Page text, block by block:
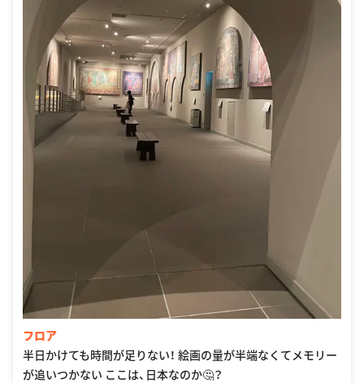
フロア
半日かけても時間が足りない！ 絵画の量が半端なくてメモリー
が追いつかない ここは、日本なのか🤔？